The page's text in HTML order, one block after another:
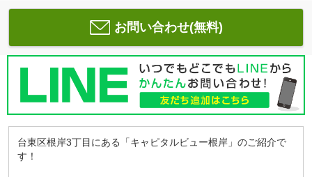
お問い合わせ(無料)
台東区根岸3丁目にある「キャピタルビュー根岸」のご紹介で
す！